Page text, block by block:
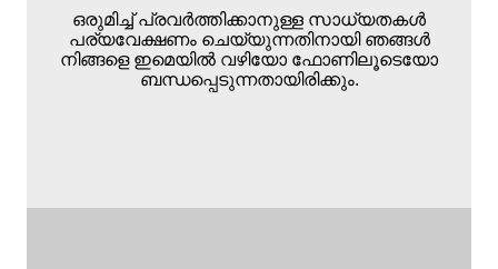
ഒരുമിച്ച് പ്രവർത്തിക്കാനുള്ള സാധ്യതകൾ
പര്യവേക്ഷണം ചെയ്യുന്നതിനായി ഞങ്ങൾ
നിങ്ങളെ ഇമെയിൽ വഴിയോ ഫോണിലൂടെയോ
ബന്ധപ്പെടുന്നതായിരിക്കും.